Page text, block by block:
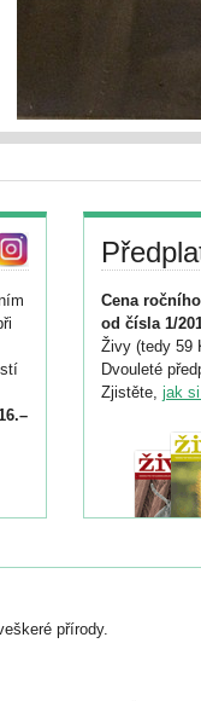
Cena
od čísla 1/
Živy (tedy 59
Dvouleté
Zjistěte, jak
přírody.